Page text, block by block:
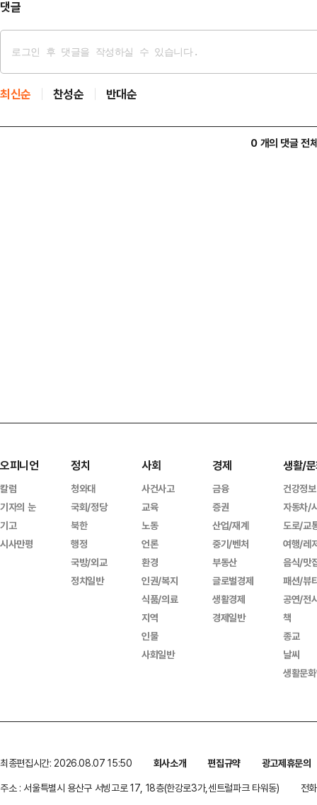
댓글
최신순 찬성순 반대순
0 개의 댓글 전
오피니언
칼럼
기자의 눈
기고
시사만평
정치
청와대
국회/정당
북한
행정
국방/외교
정치일반
사회
사건사고
교육
노동
언론
환경
인권/복지
식품/의료
지역
인물
사회일반
경제
금융
증권
산업/재계
중기/벤처
부동산
글로벌경제
생활경제
경제일반
생활/
건강정보
자동차/
도로/교
여행/레
음식/맛
패션/뷰
공연/전
책
종교
날씨
생활문
최종편집시간: 2026.08.07 15:50 회사소개 편집규약
광고제휴문의
주소 : 서울특별시 용산구 서빙고로 17, 18층(한강로3가,센트럴파크 타워동)
전